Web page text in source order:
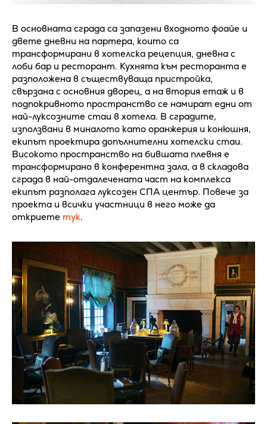
В основната сграда са запазени входното фоайе и
двете дневни на партера, които са
трансформирани в хотелска рецепция, дневна с
лоби бар и ресторант. Кухнята към ресторанта е
разположена в съществуваща пристройка,
свързана с основния дворец, а на втория етаж и в
подпокривното пространство се намират едни от
най-луксозните стаи в хотела. В сградите,
използвани в миналото като оранжерия и конюшня,
екипът проектира допълнителни хотелски стаи.
Високото пространство на бившата плевня е
трансформирано в конферентна зала, а в складова
сграда в най-отдалечената част на комплекса
екипът разполага луксозен СПА център. Повече за
проекта и всички участници в него може да
откриете тук.